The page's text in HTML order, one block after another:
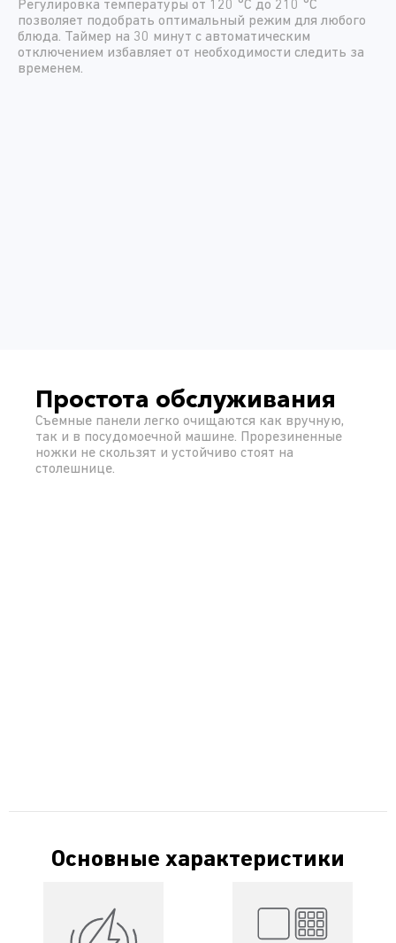
Регулировка температуры от 120 °C до 210 °C
позволяет подобрать оптимальный режим для любого
блюда. Таймер на 30 минут с автоматическим
отключением избавляет от необходимости следить за
временем.
Простота обслуживания
Съемные панели легко очищаются как вручную,
так и в посудомоечной машине. Прорезиненные
ножки не скользят и устойчиво стоят на
столешнице.
Основные характеристики